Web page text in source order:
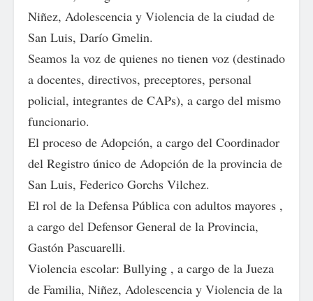
Niñez, Adolescencia y Violencia de la ciudad de
San Luis, Darío Gmelin.
Seamos la voz de quienes no tienen voz (destinado
a docentes, directivos, preceptores, personal
policial, integrantes de CAPs), a cargo del mismo
funcionario.
El proceso de Adopción, a cargo del Coordinador
del Registro único de Adopción de la provincia de
San Luis, Federico Gorchs Vilchez.
El rol de la Defensa Pública con adultos mayores ,
a cargo del Defensor General de la Provincia,
Gastón Pascuarelli.
Violencia escolar: Bullying , a cargo de la Jueza
de Familia, Niñez, Adolescencia y Violencia de la